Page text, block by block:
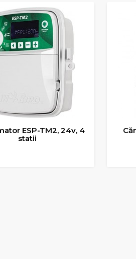
Cămin vizitare STANDARD